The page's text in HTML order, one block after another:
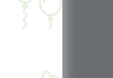
9, San